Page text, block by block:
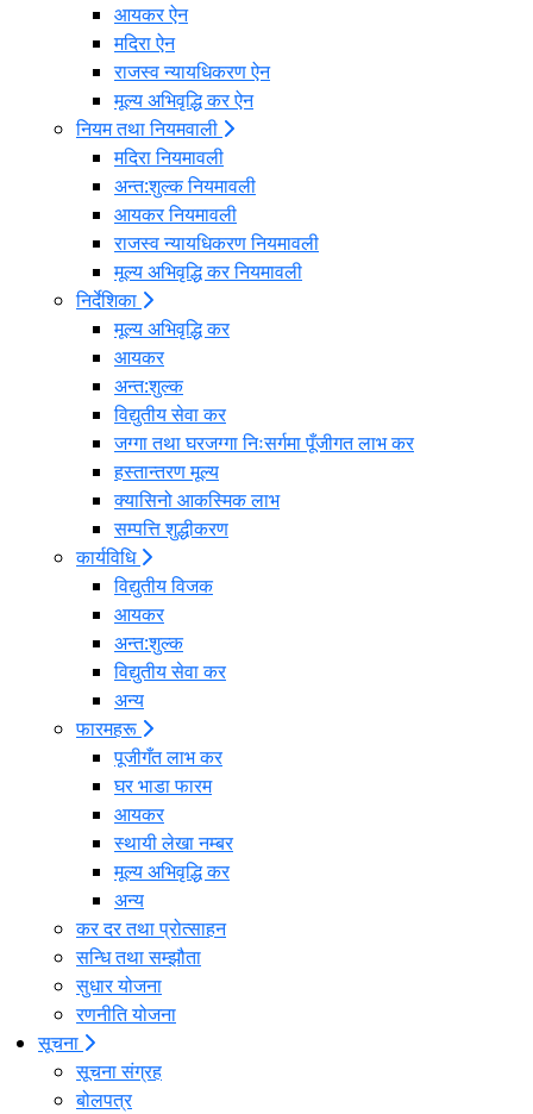
आयकर ऐन
मदिरा ऐन
राजस्व न्यायधिकरण ऐन
मूल्य अभिवृद्धि कर ऐन
नियम तथा नियमवाली
मदिरा नियमावली
अन्त:शुल्क नियमावली
आयकर नियमावली
राजस्व न्यायधिकरण नियमावली
मूल्य अभिवृद्धि कर नियमावली
निर्देशिका
मूल्य अभिवृद्धि कर
आयकर
अन्त:शुल्क
विद्युतीय सेवा कर
जग्गा तथा घरजग्गा निःसर्गमा पूँजीगत लाभ कर
हस्तान्तरण मूल्य
क्यासिनो आकस्मिक लाभ
सम्पत्ति शुद्धीकरण
कार्यविधि
विद्युतीय विजक
आयकर
अन्त:शुल्क
विद्युतीय सेवा कर
अन्य
फारमहरू
पूजीगँत लाभ कर
घर भाडा फारम
आयकर
स्थायी लेखा नम्बर
मूल्य अभिवृद्धि कर
अन्य
कर दर तथा प्रोत्साहन
सन्धि तथा सम्झौता
सुधार योजना
रणनीति योजना
सूचना
सूचना संग्रह
बोलपत्र